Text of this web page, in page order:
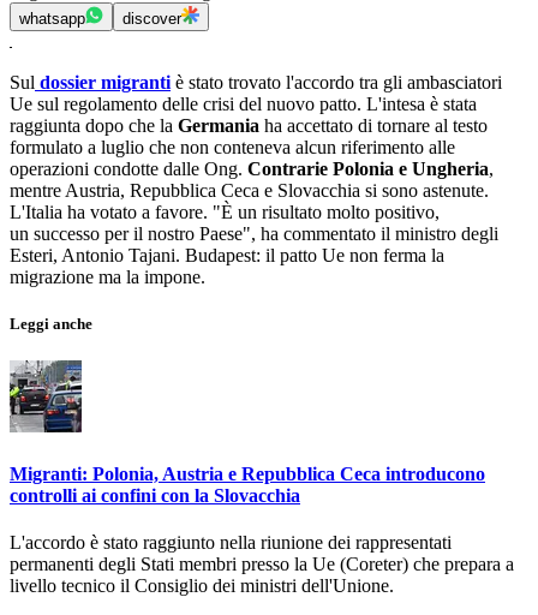
whatsapp discover
Sul dossier migranti è stato trovato l'accordo tra gli ambasciatori
Ue sul regolamento delle crisi del nuovo patto. L'intesa è stata
raggiunta dopo che la Germania ha accettato di tornare al testo
formulato a luglio che non conteneva alcun riferimento alle
operazioni condotte dalle Ong. Contrarie Polonia e Ungheria,
mentre Austria, Repubblica Ceca e Slovacchia si sono astenute.
L'Italia ha votato a favore. "È un risultato molto positivo,
un successo per il nostro Paese", ha commentato il ministro degli
Esteri, Antonio Tajani. Budapest: il patto Ue non ferma la
migrazione ma la impone.
Leggi anche
Migranti: Polonia, Austria e Repubblica Ceca introducono
controlli ai confini con la Slovacchia
L'accordo è stato raggiunto nella riunione dei rappresentati
permanenti degli Stati membri presso la Ue (Coreter) che prepara a
livello tecnico il Consiglio dei ministri dell'Unione.